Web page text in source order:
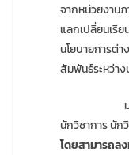
จากหน่วยงานภ
แลกเปลี่ยนเรี
นโยบายการต่า
สัมพันธ์ระหว่า
มหาวิทยา
นักวิชาการ นัก
โดยสามารถล